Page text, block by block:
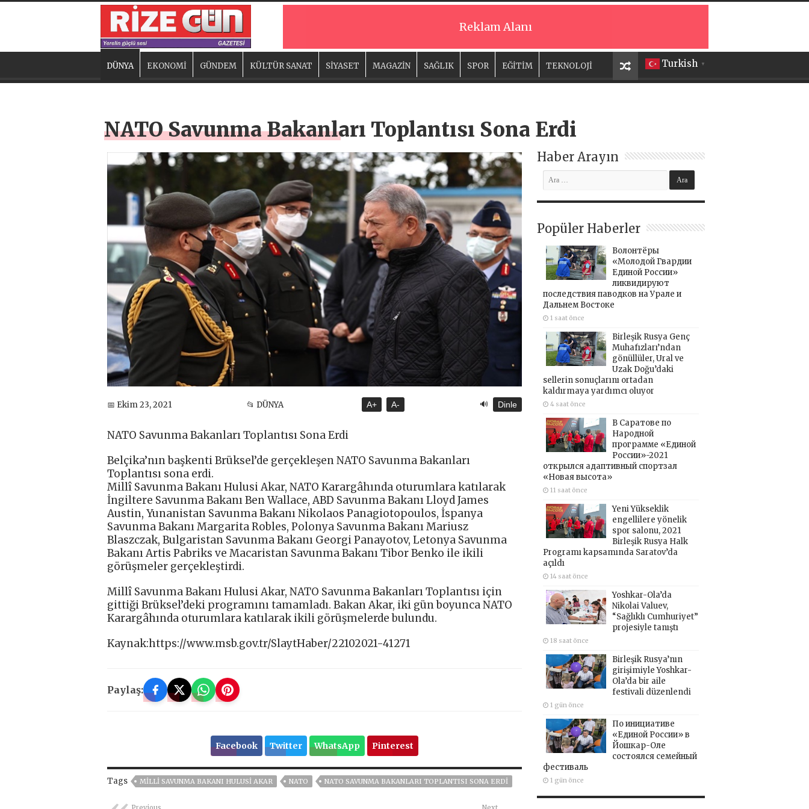
Reklam Alanı
Turkish ▼
DÜNYA EKONOMİ GÜNDEM KÜLTÜR SANAT SİYASET MAGAZİN SAĞLIK SPOR EĞİTİM TEKNOLOJİ
NATO Savunma Bakanları Toplantısı Sona Erdi
📅 Ekim 23, 2021 📂 DÜNYA A+ A- 🔊 Dinle
NATO Savunma Bakanları Toplantısı Sona Erdi
Belçika’nın başkenti Brüksel’de gerçekleşen NATO Savunma Bakanları
Toplantısı sona erdi.
Millî Savunma Bakanı Hulusi Akar, NATO Karargâhında oturumlara katılarak
İngiltere Savunma Bakanı Ben Wallace, ABD Savunma Bakanı Lloyd James
Austin, Yunanistan Savunma Bakanı Nikolaos Panagiotopoulos, İspanya
Savunma Bakanı Margarita Robles, Polonya Savunma Bakanı Mariusz
Blaszczak, Bulgaristan Savunma Bakanı Georgi Panayotov, Letonya Savunma
Bakanı Artis Pabriks ve Macaristan Savunma Bakanı Tibor Benko ile ikili
görüşmeler gerçekleştirdi.
Millî Savunma Bakanı Hulusi Akar, NATO Savunma Bakanları Toplantısı için
gittiği Brüksel’deki programını tamamladı. Bakan Akar, iki gün boyunca NATO
Karargâhında oturumlara katılarak ikili görüşmelerde bulundu.
Kaynak:https://www.msb.gov.tr/SlaytHaber/22102021-41271
Paylaş:
Facebook Twitter WhatsApp Pinterest
Tags MILLI SAVUNMA BAKANI HULUSI AKAR NATO NATO SAVUNMA BAKANLARI TOPLANTISI SONA ERDI
Haber Arayın
Popüler Haberler
Волонтёры
«Молодой Гвардии
Единой России»
ликвидируют
последствия паводков на Урале и
Дальнем Востоке
1 saat önce
Birleşik Rusya Genç
Muhafızları’ndan
gönüllüler, Ural ve
Uzak Doğu’daki
sellerin sonuçlarını ortadan
kaldırmaya yardımcı oluyor
4 saat önce
В Саратове по
Народной
программе «Единой
России»-2021
открылся адаптивный спортзал
«Новая высота»
11 saat önce
Yeni Yükseklik
engellilere yönelik
spor salonu, 2021
Birleşik Rusya Halk
Programı kapsamında Saratov’da
açıldı
14 saat önce
Yoshkar-Ola’da
Nikolai Valuev,
“Sağlıklı Cumhuriyet”
projesiyle tanıştı
18 saat önce
Birleşik Rusya’nın
girişimiyle Yoshkar-
Ola’da bir aile
festivali düzenlendi
1 gün önce
По инициативе
«Единой России» в
Йошкар-Оле
состоялся семейный
фестиваль
1 gün önce